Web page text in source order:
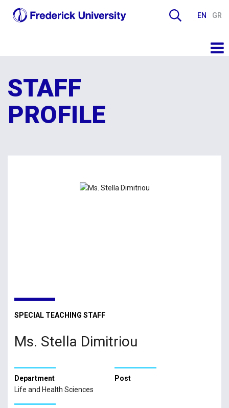
EN GR
STAFF
PROFILE
SPECIAL TEACHING STAFF
Ms. Stella Dimitriou
Department
Life and Health Sciences
Post